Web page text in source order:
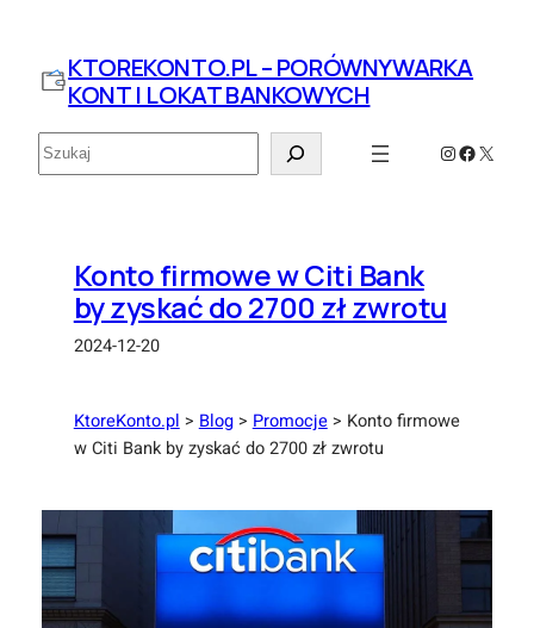
treści
KTOREKONTO.PL – PORÓWNYWARKA
KONT I LOKAT BANKOWYCH
Szukaj Instagram
X
Konto firmowe w Citi Bank
by zyskać do 2700 zł zwrotu
2024-12-20
KtoreKonto.pl > Blog> Promocje> Konto firmowe
w Citi Bank by zyskać do 2700 zł zwrotu